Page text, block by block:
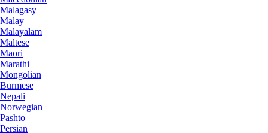
Malagasy
Malay
Malayalam
Maltese
Maori
Marathi
Mongolian
Burmese
Nepali
Norwegian
Pashto
Persian